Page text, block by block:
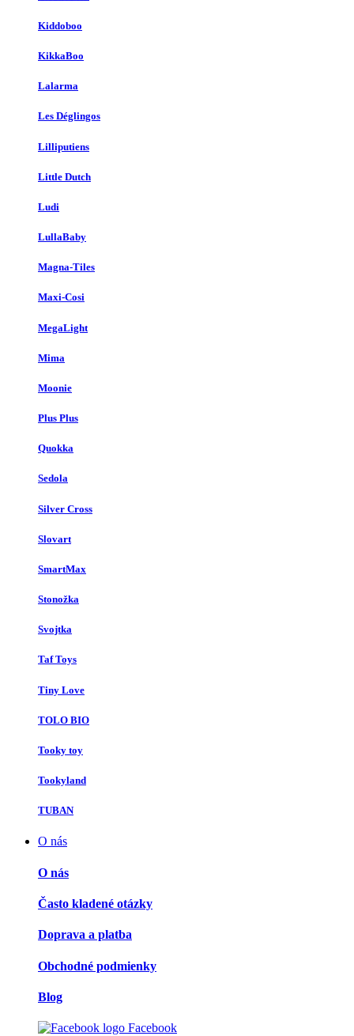
Kiddoboo
KikkaBoo
Lalarma
Les Déglingos
Lilliputiens
Little Dutch
Ludi
LullaBaby
Magna-Tiles
Maxi-Cosi
MegaLight
Mima
Moonie
Plus Plus
Quokka
Sedola
Silver Cross
Slovart
SmartMax
Stonožka
Svojtka
Taf Toys
Tiny Love
TOLO BIO
Tooky toy
Tookyland
TUBAN
O nás
O nás
Často kladené otázky
Doprava a platba
Obchodné podmienky
Blog
Facebook